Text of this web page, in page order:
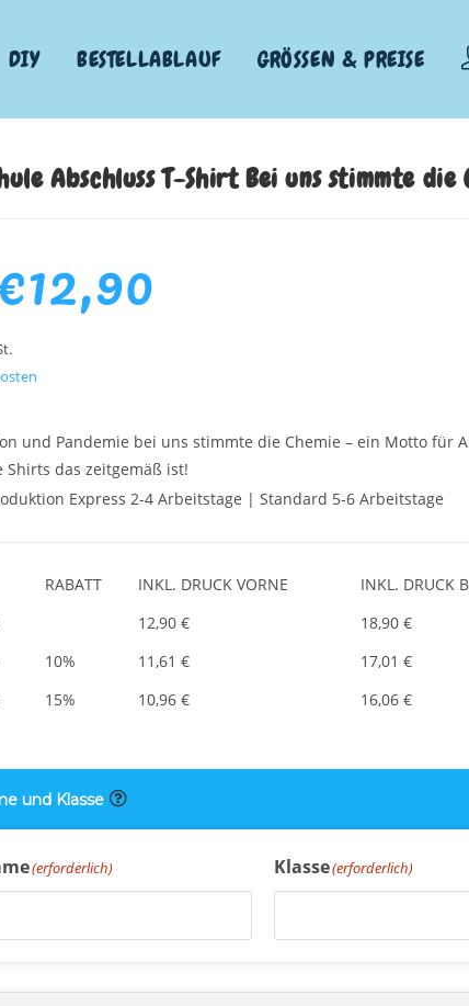
DIY BESTELLABLAUF GRÖSSEN & PREISE
Abschluss T-Shirt Bei uns stimmte die
12,90
und Pandemie bei uns stimmte die Chemie – ein Motto für
Shirts das zeitgemäß ist!
Express 2-4 Arbeitstage | Standard 5-6 Arbeitstage
RABATT INKL. DRUCK VORNE
INKL. DRUCK
12,90 €
18,90 €
10% 11,61 €
17,01 €
15% 10,96 € 16,06 €
und Klasse
(erforderlich) Klasse(erforderlich)